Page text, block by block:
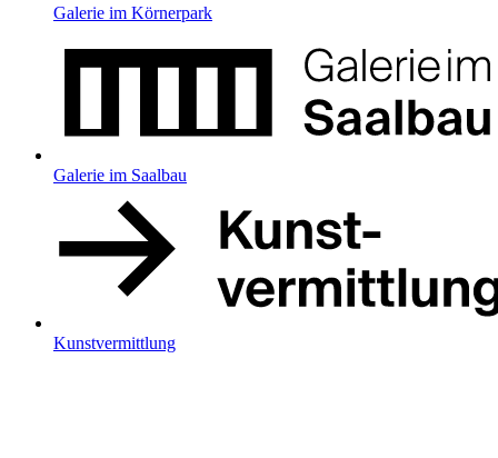
Galerie im Körnerpark
Galerie im Saalbau
Kunstvermittlung